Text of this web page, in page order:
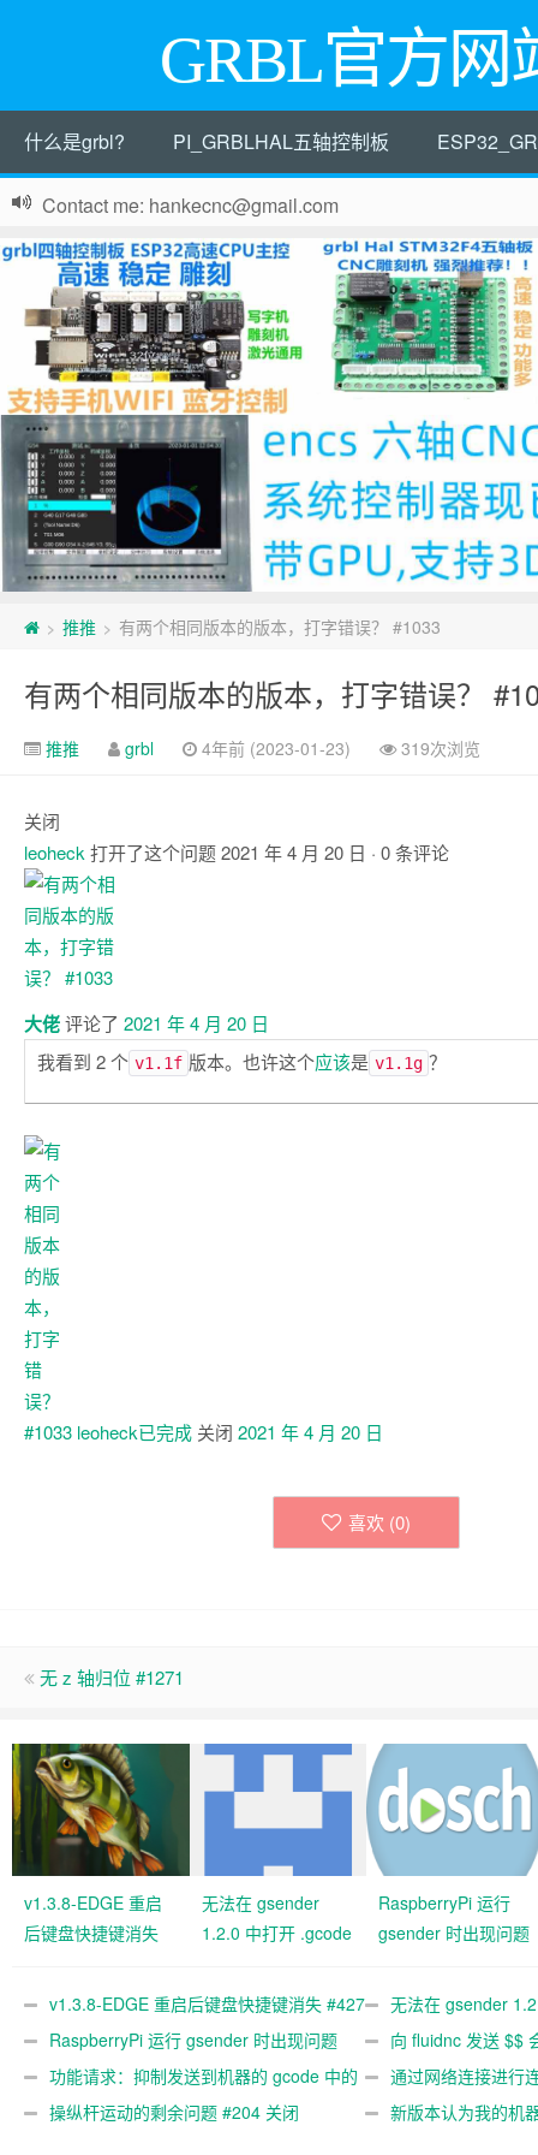
GRBL官方网
什么是grbl? PI_GRBLHAL五轴控制板
Contact me: hankecnc@gmail.com
> 推推 > 有两个相同版本的版本，打字错误？ #1033
有两个相同版本的版本，打字错误？
推推 grbl 4年前 (2023-01-23) 319次浏览
关闭
leoheck 打开了这个问题2021 年 4 月 20 日 · 0 条评论
注
释
大佬评论了 2021 年 4 月 20 日
我看到 2 个 v1.1f 版本。也许这个应该是 v1.1g ？
leoheck已完成 关闭 2021 年 4 月 20 日
喜欢 (0)
无 z 轴归位 #1271
v1.3.8-EDGE 重启
后键盘快捷键消失
无法在 gsender
1.2.0 中打开 .gcode
RaspberryPi 运行
gsender 时出现问题
v1.3.8-EDGE 重启后键盘快捷键消失 #427
关闭
无法在 gsender
#367
RaspberryPi 运行 gsender 时出现问题
#89
向 fluidnc 发送 $$
#473
功能请求：抑制发送到机器的 gcode 中的
gcode 注释。 #444 关闭
通过网络连接进行
操纵杆运动的剩余问题 #204 关闭
新版本认为我的机